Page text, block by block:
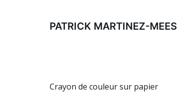
PATRICK MARTINEZ-MEES
Crayon de couleur sur papier